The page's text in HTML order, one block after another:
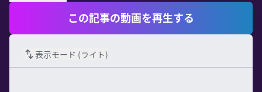
この記事の動画を再生する
表示モード (ライト)